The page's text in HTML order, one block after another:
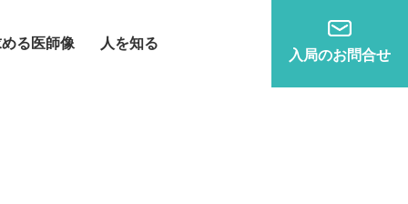
る医師像 人を知る
入局のお問合せ